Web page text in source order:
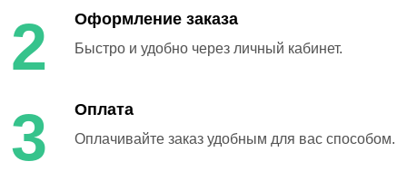
2 Оформление заказа
Быстро и удобно через личный кабинет.
3 Оплата
Оплачивайте заказ удобным для вас способом.